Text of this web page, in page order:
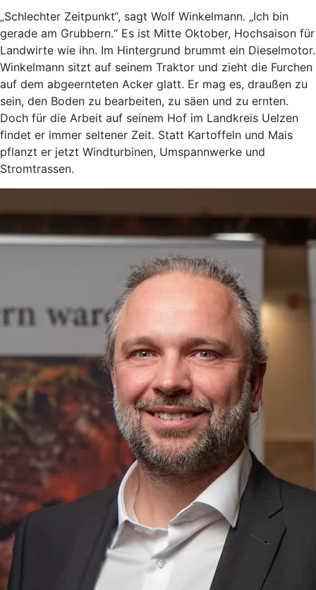
„Schlechter Zeitpunkt“, sagt Wolf Winkelmann. „Ich bin
gerade am Grubbern.“ Es ist Mitte Oktober, Hochsaison für
Landwirte wie ihn. Im Hintergrund brummt ein Dieselmotor.
Winkelmann sitzt auf seinem Traktor und zieht die Furchen
auf dem abgeernteten Acker glatt. Er mag es, draußen zu
sein, den Boden zu bearbeiten, zu säen und zu ernten.
Doch für die Arbeit auf seinem Hof im Landkreis Uelzen
findet er immer seltener Zeit. Statt Kartoffeln und Mais
pflanzt er jetzt Windturbinen, Umspannwerke und
Stromtrassen.